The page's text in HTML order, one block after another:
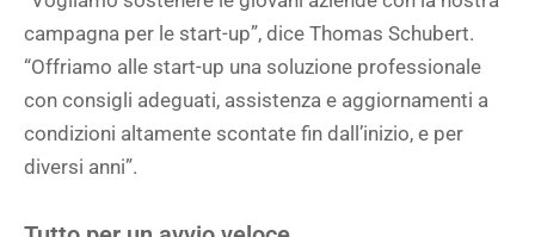
campagna per le start-up”, dice Thomas Schubert.
“Offriamo alle start-up una soluzione professionale
con consigli adeguati, assistenza e aggiornamenti a
condizioni altamente scontate fin dall’inizio, e per
diversi anni”.